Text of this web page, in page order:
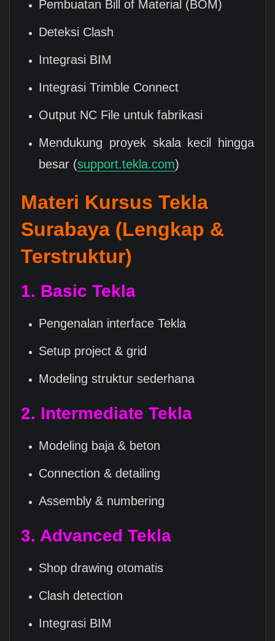
Pembuatan Bill of Material (BOM)
Deteksi Clash
Integrasi BIM
Integrasi Trimble Connect
Output NC File untuk fabrikasi
Mendukung proyek skala kecil hingga
besar (support.tekla.com)
Materi Kursus Tekla
Surabaya (Lengkap &
Terstruktur)
1. Basic Tekla
Pengenalan interface Tekla
Setup project & grid
Modeling struktur sederhana
2. Intermediate Tekla
Modeling baja & beton
Connection & detailing
Assembly & numbering
3. Advanced Tekla
Shop drawing otomatis
Clash detection
Integrasi BIM